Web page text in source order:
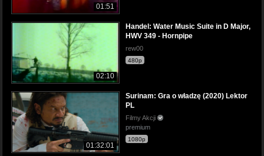
01:51
02:10
Handel: Water Music Suite in D Major,
HWV 349 - Hornpipe
rew00
480p
01:32:01
Surinam: Gra o władzę (2020) Lektor
PL
Filmy Akcji
premium
1080p